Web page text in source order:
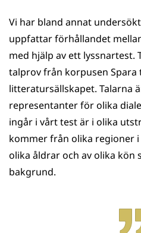
Vi har bland annat
uppfattar förhållandet
med hjälp av ett lyssnartest.
talprov från korpusen Spara
litteratursällskapet. Talarna
representanter för olika
ingår i vårt test är i olika
kommer från olika regioner i
olika åldrar och av olika kön
bakgrund.